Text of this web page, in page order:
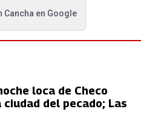
Cancha en Google
loca de Checo
del pecado; Las